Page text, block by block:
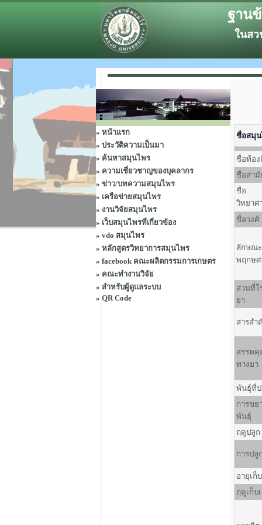
ฐาน
ในส
» หน้าแรก
» ประวัติความเป็นมา
» ค้นหาสมุนไพร
» ความเชี่ยวชาญของบุคลากร
» ข่าว/บทความสมุนไพร
» เครือข่ายสมุนไพร
» งานวิจัยสมุนไพร
» เว็บสมุนไพรที่เกี่ยวข้อง
» vdo สมุนไพร
» หลักสูตรวิทยาการสมุนไพร
» facebook คณะผลิตกรรมการเกษตร
» คณะทำงานวิจัย
» สำหรับผู้ดูแลระบบ
» QR Code
ชื่อสมุ
ชื่อท้อ
ชื่อสา
ชื่อ
วิทยาศ
ชื่อวงศ์
ลักษณ
พฤกษศ
ส่วนที่ใ
ยา
สารสำ
สรรพ
ทางยา
พันธุ์ที่ป
การขย
พันธุ์
ฤดูปลูก
การปลูก
อายุเก็
ฤดูเก็บ